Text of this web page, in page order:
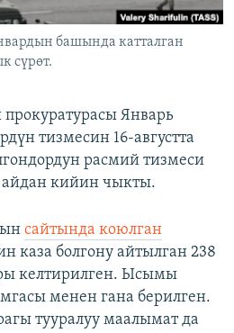
башында катталган
сүрөт.
Январь
тизмесин 16-августта
расмий тизмеси
айдан кийин чыкты.
сайтында коюлган
каза болгону айтылган 238
келтирилген. Ысымы
менен гана берилген.
тууралуу маалымат да